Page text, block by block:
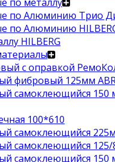
по Алюминию Трио
по Алюминию
HILBERG
с оправкой
фибровый 125мм
самоклеющийся 150
100*610
самоклеющийся
самоклеющийся 125/
самоклеющийся 150